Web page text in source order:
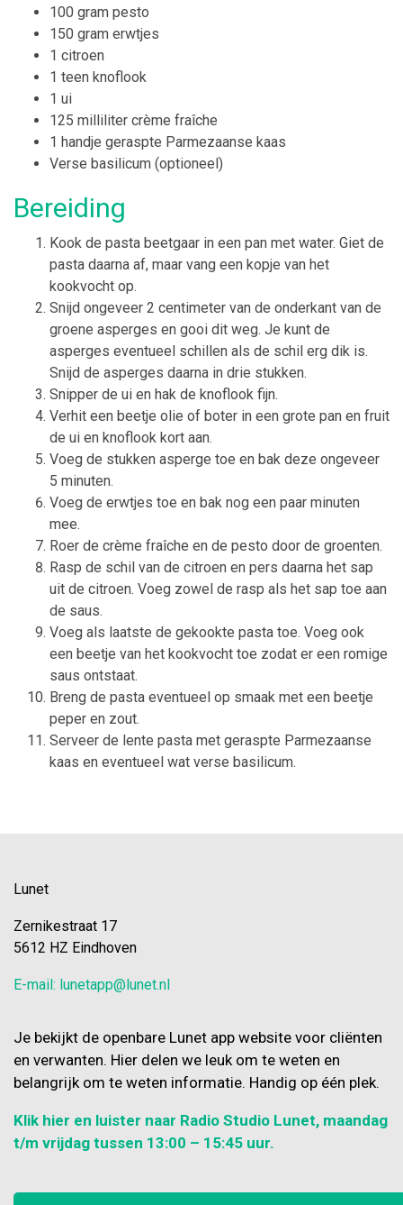
100 gram pesto
150 gram erwtjes
1 citroen
1 teen knoflook
1 ui
125 milliliter crème fraîche
1 handje geraspte Parmezaanse kaas
Verse basilicum (optioneel)
Bereiding
Kook de pasta beetgaar in een pan met water. Giet de
pasta daarna af, maar vang een kopje van het
kookvocht op.
Snijd ongeveer 2 centimeter van de onderkant van de
groene asperges en gooi dit weg. Je kunt de
asperges eventueel schillen als de schil erg dik is.
Snijd de asperges daarna in drie stukken.
Snipper de ui en hak de knoflook fijn.
Verhit een beetje olie of boter in een grote pan en fruit
de ui en knoflook kort aan.
Voeg de stukken asperge toe en bak deze ongeveer
5 minuten.
Voeg de erwtjes toe en bak nog een paar minuten
mee.
Roer de crème fraîche en de pesto door de groenten.
Rasp de schil van de citroen en pers daarna het sap
uit de citroen. Voeg zowel de rasp als het sap toe aan
de saus.
Voeg als laatste de gekookte pasta toe. Voeg ook
een beetje van het kookvocht toe zodat er een romige
saus ontstaat.
Breng de pasta eventueel op smaak met een beetje
peper en zout.
Serveer de lente pasta met geraspte Parmezaanse
kaas en eventueel wat verse basilicum.
Lunet
Zernikestraat 17
5612 HZ Eindhoven
E-mail: lunetapp@lunet.nl
Je bekijkt de openbare Lunet app website voor cliënten
en verwanten. Hier delen we leuk om te weten en
belangrijk om te weten informatie. Handig op één plek.
Klik hier en luister naar Radio Studio Lunet, maandag
t/m vrijdag tussen 13:00 – 15:45 uur.